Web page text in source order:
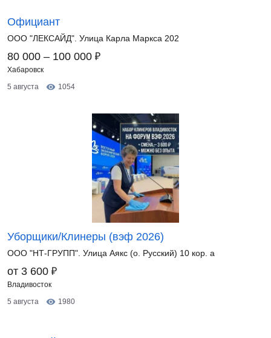
Официант
ООО "ЛЕКСАЙД". Улица Карла Маркса 202
80 000 – 100 000 ₽
Хабаровск
5 августа
1054
Уборщики/Клинеры (вэф 2026)
ООО "НТ-ГРУПП". Улица Аякс (о. Русский) 10 кор. a
от 3 600 ₽
Владивосток
5 августа
1980